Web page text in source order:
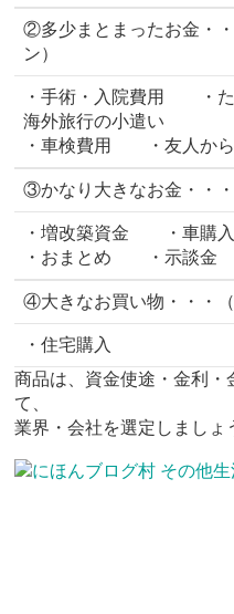
②多少まとまったお金・
ン）
・手術・入院費用 ・
海外旅行の小遣い
・車検費用 ・友人から
③かなり大きなお金・・・
・増改築資金 ・車
・おまとめ ・示談金
④大きなお買い物・・・（
・住宅購入
商品は、資金使途・金利・
て、
業界・会社を選定しましょ